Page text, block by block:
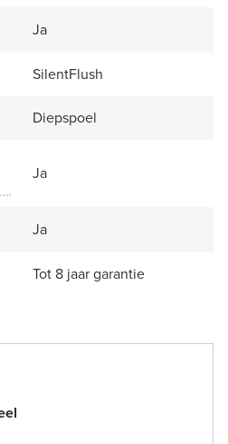
Ja
SilentFlush
Diepspoel
Ja
Ja
Tot 8 jaar garantie